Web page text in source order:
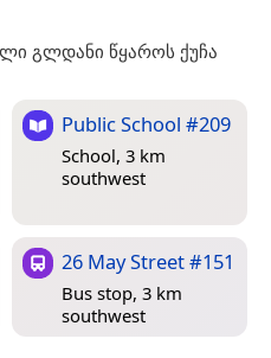
გლდანი წყაროს ქუჩა
Public School #209
School, 3 km
southwest
26 May Street #151
Bus stop, 3 km
southwest